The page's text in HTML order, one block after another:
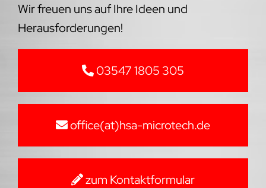
Wir freuen uns auf Ihre Ideen und
Herausforderungen!
03547 1805 305
office(at)hsa-microtech.de
zum Kontaktformular